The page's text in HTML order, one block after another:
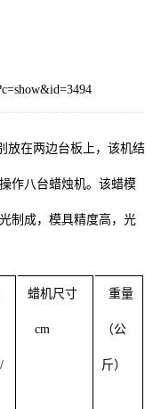
放在两边台板上，该机结
作八台蜡烛机。该蜡模
制成，模具精度高，光
/
蜡机尺寸
cm
重量
（公
斤）